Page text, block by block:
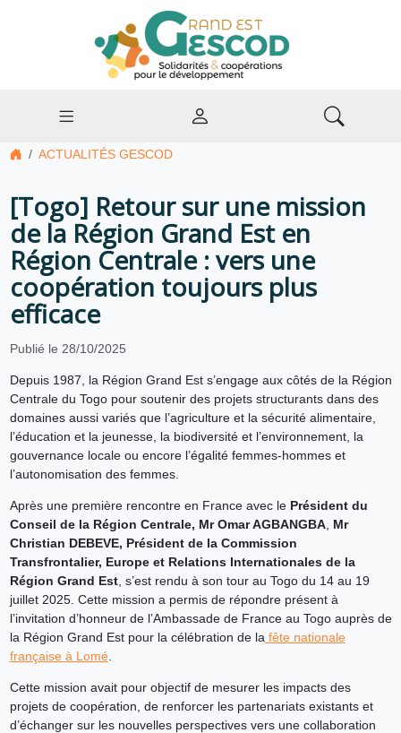
ACTUALITÉS GESCOD
[Togo] Retour sur une mission
de la Région Grand Est en
Région Centrale : vers une
coopération toujours plus
efficace
Publié le 28/10/2025
Depuis 1987, la Région Grand Est s’engage aux côtés de la Région
Centrale du Togo pour soutenir des projets structurants dans des
domaines aussi variés que l’agriculture et la sécurité alimentaire,
l’éducation et la jeunesse, la biodiversité et l’environnement, la
gouvernance locale ou encore l’égalité femmes-hommes et
l’autonomisation des femmes.
Après une première rencontre en France avec le Président du
Conseil de la Région Centrale, Mr Omar AGBANGBA, Mr
Christian DEBEVE, Président de la Commission
Transfrontalier, Europe et Relations Internationales de la
Région Grand Est, s’est rendu à son tour au Togo du 14 au 19
juillet 2025. Cette mission a permis de répondre présent à
l’invitation d’honneur de l’Ambassade de France au Togo auprès de
la Région Grand Est pour la célébration de la fête nationale
française à Lomé.
Cette mission avait pour objectif de mesurer les impacts des
projets de coopération, de renforcer les partenariats existants et
d’échanger sur les nouvelles perspectives vers une collaboration